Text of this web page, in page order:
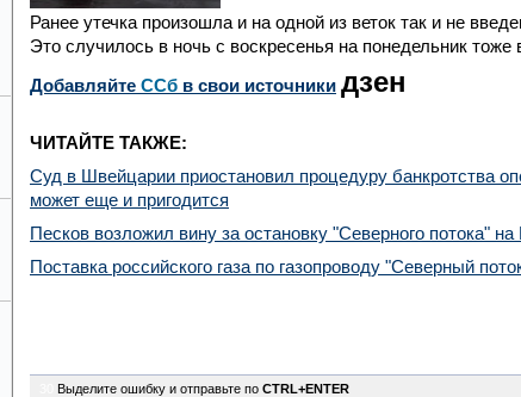
Ранее утечка произошла и на одной из веток так и не
Это случилось в ночь с воскресенья на понедельник
Добавляйте CСб в свои источники дзен
ЧИТАЙТЕ ТАКЖЕ:
Суд в Швейцарии приостановил процедуру банкротства
может еще и пригодится
Песков возложил вину за остановку "Северного потока"
Поставка российского газа по газопроводу "Северный
Выделите ошибку и отправьте по CTRL+ENTER